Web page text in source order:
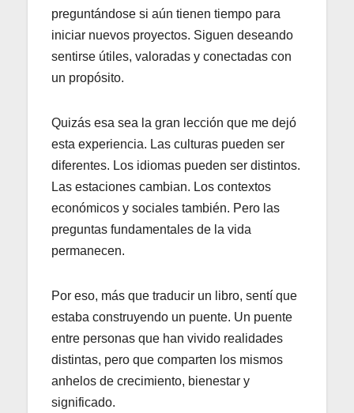
preguntándose si aún tienen tiempo para
iniciar nuevos proyectos. Siguen deseando
sentirse útiles, valoradas y conectadas con
un propósito.
Quizás esa sea la gran lección que me dejó
esta experiencia. Las culturas pueden ser
diferentes. Los idiomas pueden ser distintos.
Las estaciones cambian. Los contextos
económicos y sociales también. Pero las
preguntas fundamentales de la vida
permanecen.
Por eso, más que traducir un libro, sentí que
estaba construyendo un puente. Un puente
entre personas que han vivido realidades
distintas, pero que comparten los mismos
anhelos de crecimiento, bienestar y
significado.